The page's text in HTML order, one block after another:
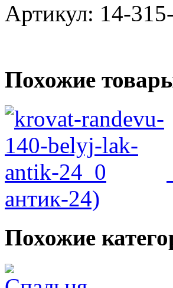
Артикул: 14-
Похожие
антик-24)
Похожие